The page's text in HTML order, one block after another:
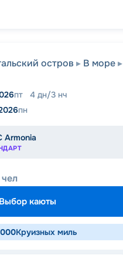
остров
В море
пт 4 дн/3 нч
пн
Armonia
Выбор каюты
Круизных миль